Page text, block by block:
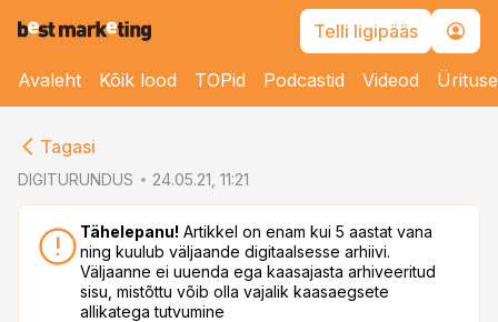
Telli ligipääs
Avaleht Kõik lood TOPid Podcastid Videod
Tagasi
DIGITURUNDUS 24.05.21, 11:21
Tähelepanu! Artikkel on enam kui 5 aastat vana
ning kuulub väljaande digitaalsesse arhiivi.
Väljaanne ei uuenda ega kaasajasta arhiveeritud
sisu, mistõttu võib olla vajalik kaasaegsete
allikatega tutvumine